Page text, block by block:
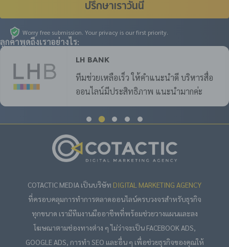
ลูกค้าพูดถึงเราอย่างไร:
LH Bank
ทีมช่วยเหลือเร็ว ให้คำแนะนำดี บริหารสื่อ
ออนไลน์มีประสิทธิภาพ แนะนำมากค่ะ
ปรึกษาเราวันนี้
Worry free submission. Your privacy is our first priority.
COTACTIC MEDIA เป็นบริษัท DIGITAL MARKETING AGENCY
ที่ครอบคลุมการทำการตลาดออนไลน์ครบวงจรสำหรับธุรกิจ
ทุกขนาด เรามีทีมงานมืออาชีพที่พร้อมช่วยวางแผนและลง
โฆษณาตามช่องทางต่าง ๆ ไม่ว่าจะเป็น FACEBOOK ADS,
GOOGLE ADS, การทำ SEO และอื่น ๆ เพื่อช่วยธุรกิจของคุณให้